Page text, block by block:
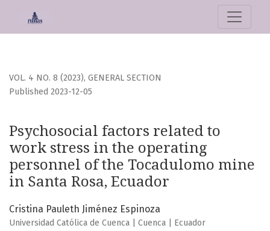
VOL. 4 NO. 8 (2023), GENERAL SECTION
Psychosocial factors related to
work stress in the operating
personnel of the Tocadulomo mine
in Santa Rosa, Ecuador
Published 2023-12-05
Cristina Pauleth Jiménez Espinoza
Universidad Católica de Cuenca | Cuenca | Ecuador